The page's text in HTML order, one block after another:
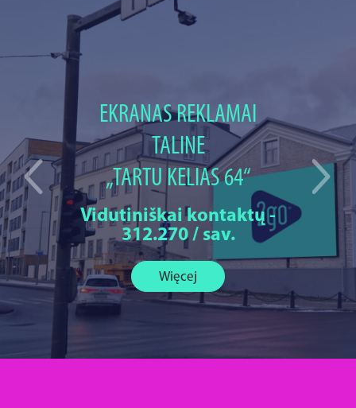
EKRANAS REKLAMAI
TALINE
„TARTU KELIAS 64“
Vidutiniškai kontaktų -
312.270 / sav.
Więcej